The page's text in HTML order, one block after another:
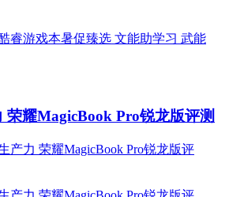
荣耀MagicBook Pro锐龙版评测